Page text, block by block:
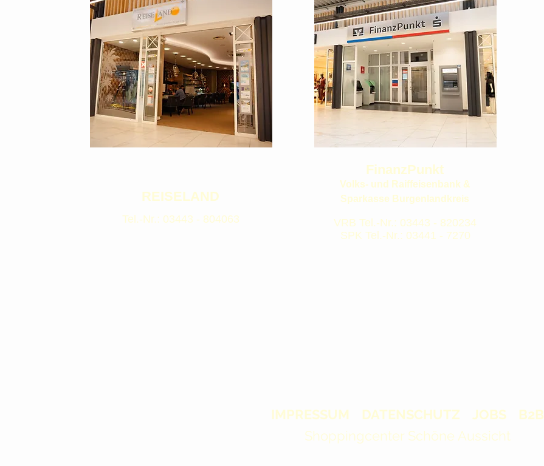
REISELAND
Tel.-Nr.: 03443 - 804063
FinanzPunkt
Volks- und Raiffeisenbank &
Sparkasse Burgenlandkreis
VRB Tel.-Nr.: 03443 - 820234
SPK Tel.-Nr.: 03441 - 7270
IMPRESSUM DATENSCHUTZ JOBS
B2B
Shoppingcenter Schöne Aussicht